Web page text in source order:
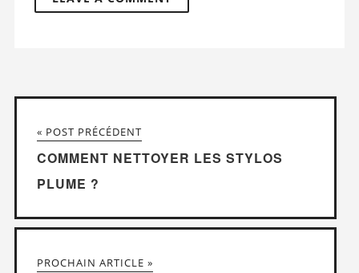
« POST PRÉCÉDENT
COMMENT NETTOYER LES STYLOS
PLUME ?
PROCHAIN ARTICLE »